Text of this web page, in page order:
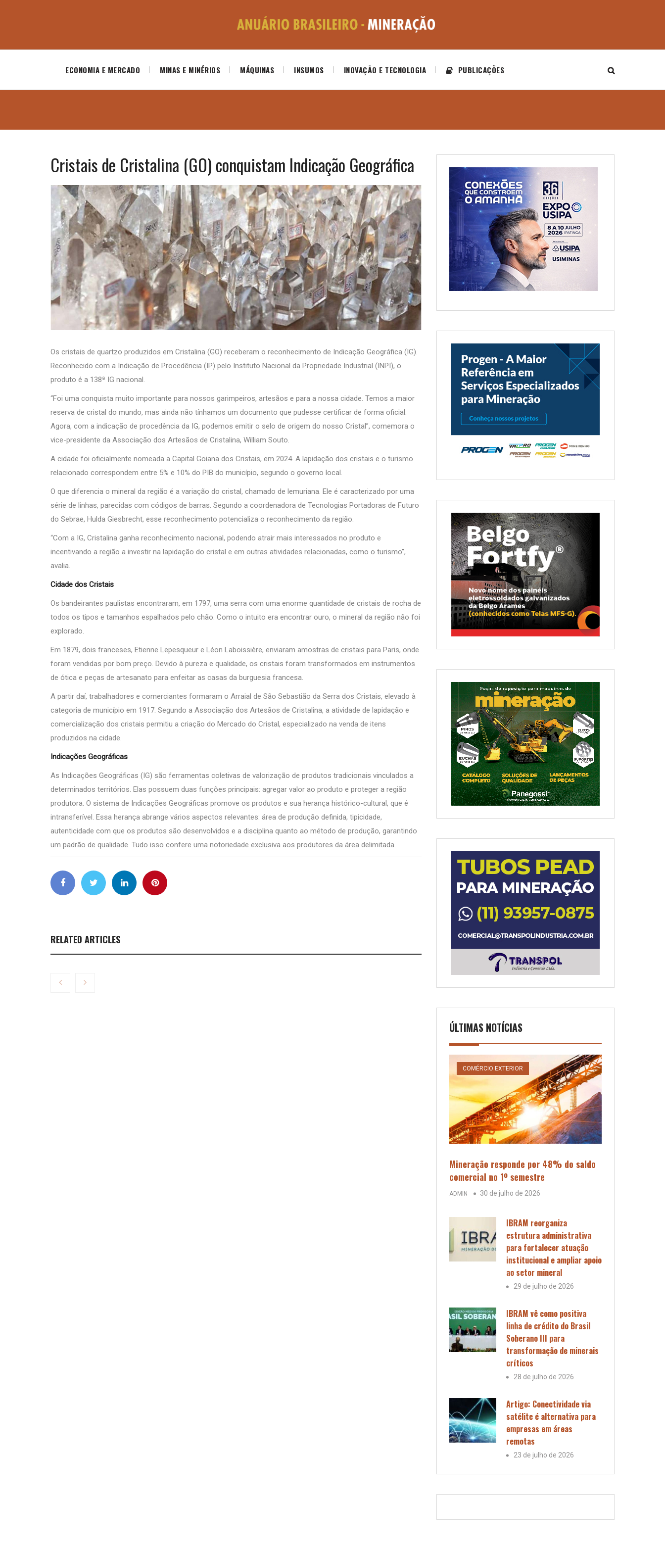
ECONOMIA E MERCADO MINAS E MINÉRIOS MÁQUINAS INSUMOS INOVAÇÃO E TECNOLOGIA PUBLICAÇÕES
Cristais de Cristalina (GO) conquistam Indicação Geográfica
Os cristais de quartzo produzidos em Cristalina (GO) receberam o reconhecimento de Indicação Geográfica (IG).
Reconhecido com a Indicação de Procedência (IP) pelo Instituto Nacional da Propriedade Industrial (INPI), o
produto é a 138ª IG nacional.
“Foi uma conquista muito importante para nossos garimpeiros, artesãos e para a nossa cidade. Temos a maior
reserva de cristal do mundo, mas ainda não tínhamos um documento que pudesse certificar de forma oficial.
Agora, com a indicação de procedência da IG, podemos emitir o selo de origem do nosso Cristal”, comemora o
vice-presidente da Associação dos Artesãos de Cristalina, William Souto.
A cidade foi oficialmente nomeada a Capital Goiana dos Cristais, em 2024. A lapidação dos cristais e o turismo
relacionado correspondem entre 5% e 10% do PIB do município, segundo o governo local.
O que diferencia o mineral da região é a variação do cristal, chamado de lemuriana. Ele é caracterizado por uma
série de linhas, parecidas com códigos de barras. Segundo a coordenadora de Tecnologias Portadoras de Futuro
do Sebrae, Hulda Giesbrecht, esse reconhecimento potencializa o reconhecimento da região.
“Com a IG, Cristalina ganha reconhecimento nacional, podendo atrair mais interessados no produto e
incentivando a região a investir na lapidação do cristal e em outras atividades relacionadas, como o turismo”,
avalia.
Cidade dos Cristais
Os bandeirantes paulistas encontraram, em 1797, uma serra com uma enorme quantidade de cristais de rocha de
todos os tipos e tamanhos espalhados pelo chão. Como o intuito era encontrar ouro, o mineral da região não foi
explorado.
Em 1879, dois franceses, Etienne Lepesqueur e Léon Laboissière, enviaram amostras de cristais para Paris, onde
foram vendidas por bom preço. Devido à pureza e qualidade, os cristais foram transformados em instrumentos
de ótica e peças de artesanato para enfeitar as casas da burguesia francesa.
A partir daí, trabalhadores e comerciantes formaram o Arraial de São Sebastião da Serra dos Cristais, elevado à
categoria de município em 1917. Segundo a Associação dos Artesãos de Cristalina, a atividade de lapidação e
comercialização dos cristais permitiu a criação do Mercado do Cristal, especializado na venda de itens
produzidos na cidade.
Indicações Geográficas
As Indicações Geográficas (IG) são ferramentas coletivas de valorização de produtos tradicionais vinculados a
determinados territórios. Elas possuem duas funções principais: agregar valor ao produto e proteger a região
produtora. O sistema de Indicações Geográficas promove os produtos e sua herança histórico-cultural, que é
intransferível. Essa herança abrange vários aspectos relevantes: área de produção definida, tipicidade,
autenticidade com que os produtos são desenvolvidos e a disciplina quanto ao método de produção, garantindo
um padrão de qualidade. Tudo isso confere uma notoriedade exclusiva aos produtores da área delimitada.
RELATED ARTICLES
ÚLTIMAS NOTÍCIAS
COMÉRCIO EXTERIOR
Mineração responde por 48% do saldo
comercial no 1º semestre
ADMIN 30 de julho de 2026
IBRAM reorganiza
estrutura administrativa
para fortalecer atuação
institucional e ampliar apoio
ao setor mineral
29 de julho de 2026
IBRAM vê como positiva
linha de crédito do Brasil
Soberano III para
transformação de minerais
críticos
28 de julho de 2026
Artigo: Conectividade via
satélite é alternativa para
empresas em áreas
remotas
23 de julho de 2026